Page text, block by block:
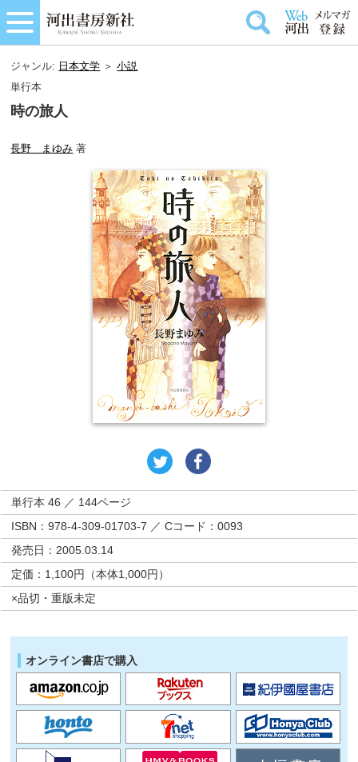
ジャンル: 日本文学 ＞小説
単行本
時の旅人
長野 まゆみ 著
単行本 46 ／ 144ページ
ISBN：978-4-309-01703-7 ／ Cコード：0093
発売日：2005.03.14
定価：1,100円（本体1,000円）
×品切・重版未定
オンライン書店で購入